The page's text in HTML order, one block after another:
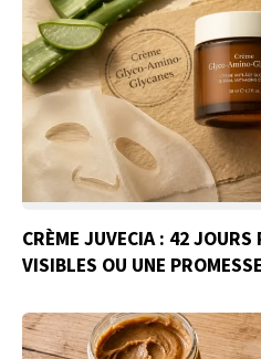
CRÈME JUVECIA : 42 JOURS
VISIBLES OU UNE